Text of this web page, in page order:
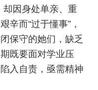
却因身处单亲、重
辛而“过于懂事”，
保守的她们，缺乏
既要面对学业压
入自责，亟需精神